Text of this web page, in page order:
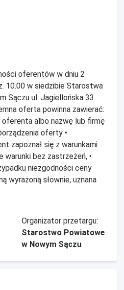
oferentów w dniu 2
10.00 w siedzibie Starostwa
Sączu ul. Jagiellońska 33
oferta powinna zawierać:
oferenta albo nazwę lub firmę
oferty •
zapoznał się z warunkami
warunki bez zastrzeżeń, •
niezgodności ceny
wyrażoną słownie, uznana
Organizator przetargu:
Starostwo Powiatowe
w Nowym Sączu